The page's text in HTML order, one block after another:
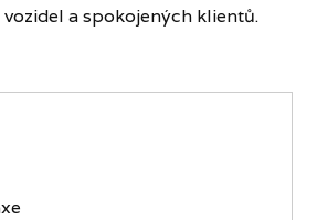
a spokojených klientů.